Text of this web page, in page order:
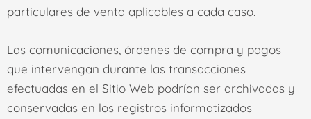
particulares de venta aplicables a cada caso.
Las comunicaciones, órdenes de compra y pagos
que intervengan durante las transacciones
efectuadas en el Sitio Web podrían ser archivadas y
conservadas en los registros informatizados